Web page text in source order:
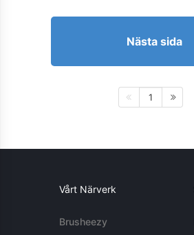
Nästa sida
1
Vårt Närverk
Brusheezy